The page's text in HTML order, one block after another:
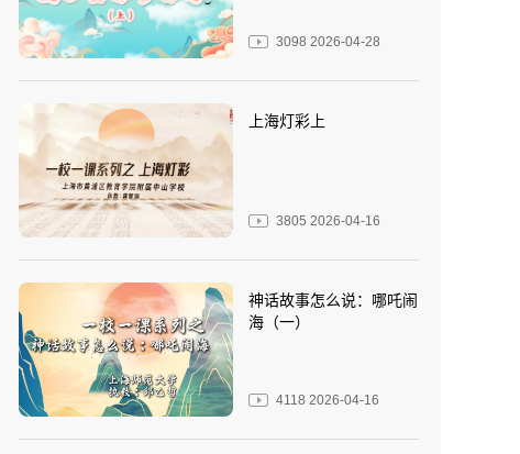
3098 2026-04-28
上海灯彩上
3805 2026-04-16
神话故事怎么说：哪吒闹
海（一）
4118 2026-04-16